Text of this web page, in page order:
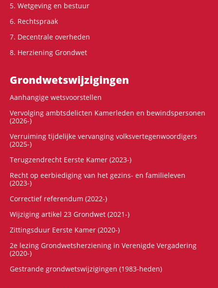
5. Wetgeving en bestuur
6. Rechtspraak
7. Decentrale overheden
8. Herziening Grondwet
Grondwets­wijzigingen
Aanhangige wetsvoorstellen
Vervolging ambtsdelicten Kamerleden en bewindspersonen
(2026-)
Verruiming tijdelijke vervanging volksvertegenwoordigers
(2025-)
Terugzendrecht Eerste Kamer (2023-)
Recht op eerbiediging van het gezins- en familieleven
(2023-)
Correctief referendum (2022-)
Wijziging artikel 23 Grondwet (2021-)
Zittingsduur Eerste Kamer (2020-)
2e lezing Grondwetsherziening in Verenigde Vergadering
(2020-)
Gestrande grondwetswijzigingen (1983-heden)